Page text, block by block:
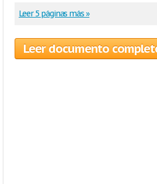
Leer 5 páginas más »
Leer documento